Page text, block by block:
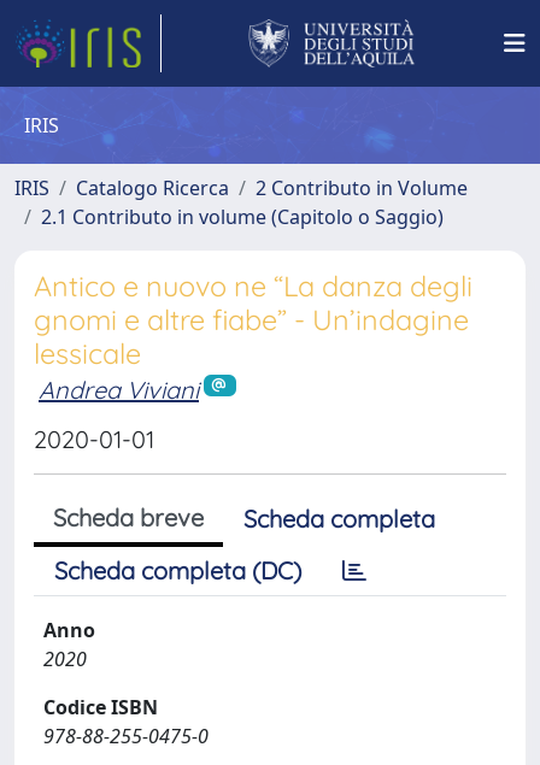
IRIS
IRIS Catalogo Ricerca
2 Contributo in Volume
2.1 Contributo in volume (Capitolo o Saggio)
Antico e nuovo ne “La danza degli
gnomi e altre fiabe” - Un’indagine
lessicale
Andrea Viviani
2020-01-01
Scheda breve
Scheda completa
Scheda completa (DC)
Anno
2020
Codice ISBN
978-88-255-0475-0